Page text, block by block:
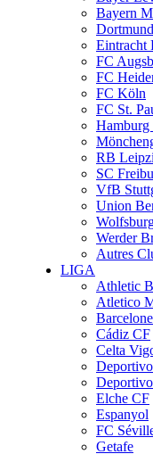
Bayern
Dortmund
Eintracht
FC
FC
FC Köln
FC St.
RB
SC
VfB
Union
Werder
Autres
LIGA
Athletic
Atletico
Barcelone
Cádiz CF
Celta
Elche CF
Espanyol
FC
Getafe